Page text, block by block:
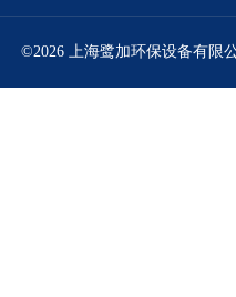
©2026 上海鹭加环保设备有限